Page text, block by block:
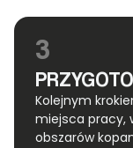
3
Kolejnym
miejsca pracy,
obszarów